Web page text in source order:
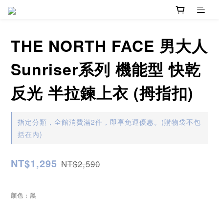
THE NORTH FACE 男大人
Sunriser系列 機能型 快乾
反光 半拉鍊上衣 (拇指扣)
指定分類，全館消費滿2件，即享免運優惠。(購物袋不包
括在內)
NT$1,295 NT$2,590
顏色 : 黑